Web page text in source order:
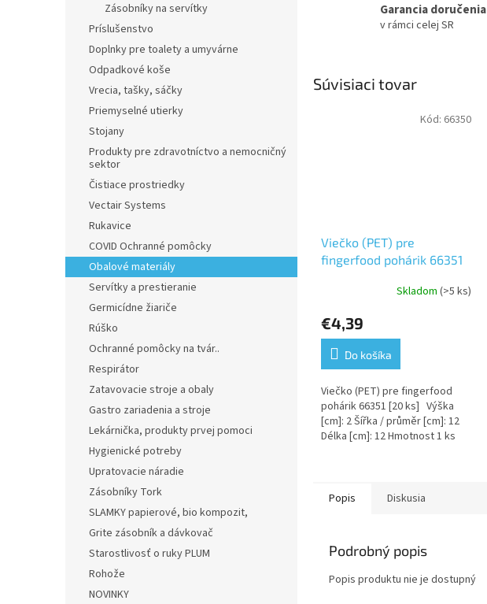
Zásobníky na servítky
Príslušenstvo
Doplnky pre toalety a umyvárne
Odpadkové koše
Vrecia, tašky, sáčky
Priemyselné utierky
Stojany
Produkty pre zdravotníctvo a nemocničný
sektor
Čistiace prostriedky
Vectair Systems
Rukavice
COVID Ochranné pomôcky
Obalové materiály
Servítky a prestieranie
Germicídne žiariče
Rúško
Ochranné pomôcky na tvár..
Respirátor
Zatavovacie stroje a obaly
Gastro zariadenia a stroje
Lekárnička, produkty prvej pomoci
Hygienické potreby
Upratovacie náradie
Zásobníky Tork
SLAMKY papierové, bio kompozit,
Grite zásobník a dávkovač
Starostlivosť o ruky PLUM
Rohože
NOVINKY
Garancia doručenia
v rámci celej SR
Súvisiaci tovar
Viečko (PET) pre
fingerfood pohárik 66351
Skladom (>5 ks)
€4,39
Do košíka
Viečko (PET) pre fingerfood
pohárik 66351 [20 ks] Výška
[cm]: 2 Šířka / průměr [cm]: 12
Délka [cm]: 12 Hmotnost 1 ks
Kód: 66350
Popis Diskusia
Podrobný popis
Popis produktu nie je dostupný